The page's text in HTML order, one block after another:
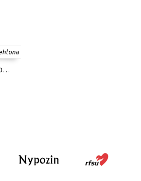
Alpha Plus D3-vitamin 3000 IE + K2